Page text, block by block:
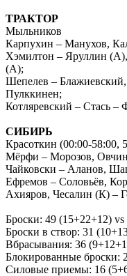
ТРАКТОР
Мыльников
Карпухин – Манухов,
Хэмилтон – Яруллин
(А);
Шепелев –
Пулккинен;
Котляревский – Стась –
СИБИРЬ
Красоткин (00:00-58:00,
Мёрфи – Морозов,
Чайковски – Аланов,
Ефремов – Соловьёв,
Ахияров, Чесалин (К) –
Броски: 49 (15+22+12)
Броски в створ: 31
Вбрасывания: 36
Блокированные броски:
Силовые приемы: 16